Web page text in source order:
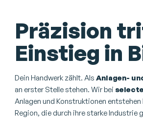
Präzision
Einstieg in
Dein Handwerk zählt. Als Anlagen-
an erster Stelle stehen. Wir bei
Anlagen und Konstruktionen
Region, die durch ihre starke